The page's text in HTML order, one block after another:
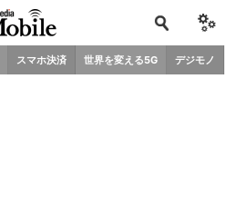
スマホ決済 世界を変える5G デジモノ